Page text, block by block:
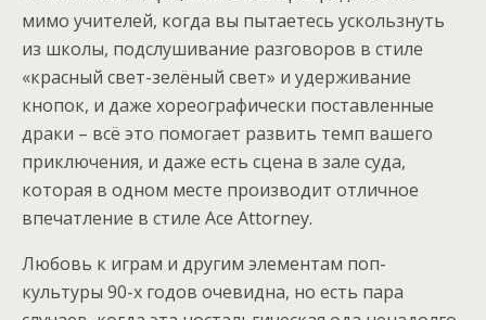
мимо учителей, когда вы пытаетесь ускользнуть
из школы, подслушивание разговоров в стиле
«красный свет-зелёный свет» и удерживание
кнопок, и даже хореографически поставленные
драки – всё это помогает развить темп вашего
приключения, и даже есть сцена в зале суда,
которая в одном месте производит отличное
впечатление в стиле Ace Attorney.
Любовь к играм и другим элементам поп-
культуры 90-х годов очевидна, но есть пара